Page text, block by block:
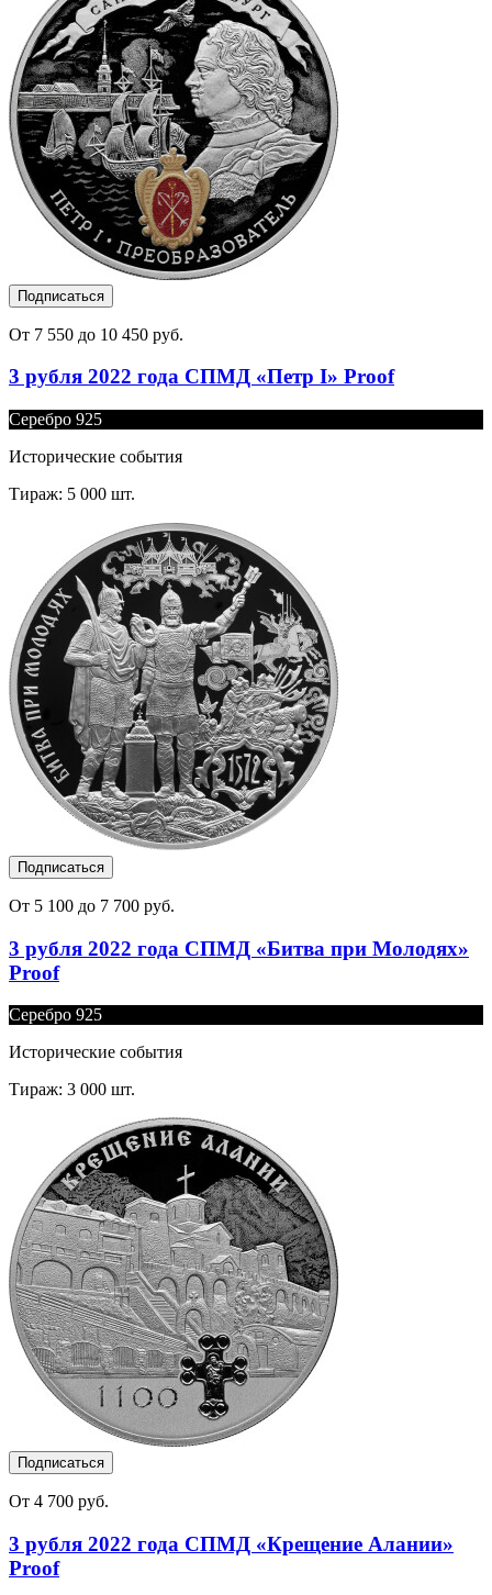
Подписаться
От 7 550 до 10 450 руб.
3 рубля 2022 года СПМД «Петр I» Proof
Серебро 925
Исторические события
Тираж: 5 000 шт.
Подписаться
От 5 100 до 7 700 руб.
3 рубля 2022 года СПМД «Битва при Молодях»
Proof
Серебро 925
Исторические события
Тираж: 3 000 шт.
Подписаться
От 4 700 руб.
3 рубля 2022 года СПМД «Крещение Алании»
Proof